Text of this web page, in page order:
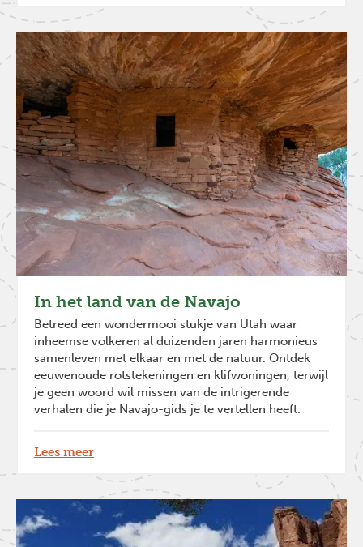
In het land van de Navajo
Betreed een wondermooi stukje van Utah waar
inheemse volkeren al duizenden jaren harmonieus
samenleven met elkaar en met de natuur. Ontdek
eeuwenoude rotstekeningen en klifwoningen, terwijl
je geen woord wil missen van de intrigerende
verhalen die je Navajo-gids je te vertellen heeft.
Lees meer